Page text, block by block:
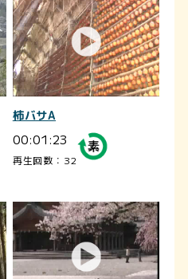
柿バサA
00:01:23
再生回数：32